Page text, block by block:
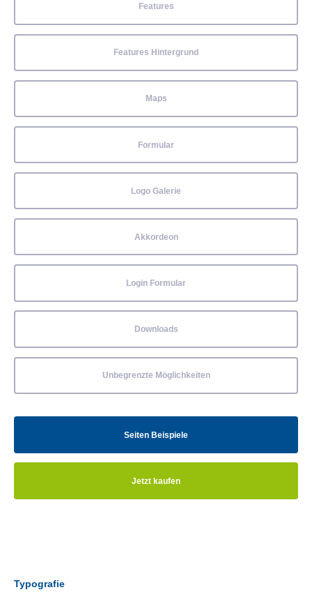
Features
Features Hintergrund
Maps
Formular
Logo Galerie
Akkordeon
Login Formular
Downloads
Unbegrenzte Möglichkeiten
Seiten Beispiele
Jetzt kaufen
Typografie